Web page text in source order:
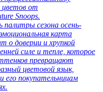
цветов от
Snoops.
сезона осень-
карта
о доверии и хрупкой
силе и тепле, которое
превращают
цветовой язык,
покупательницам